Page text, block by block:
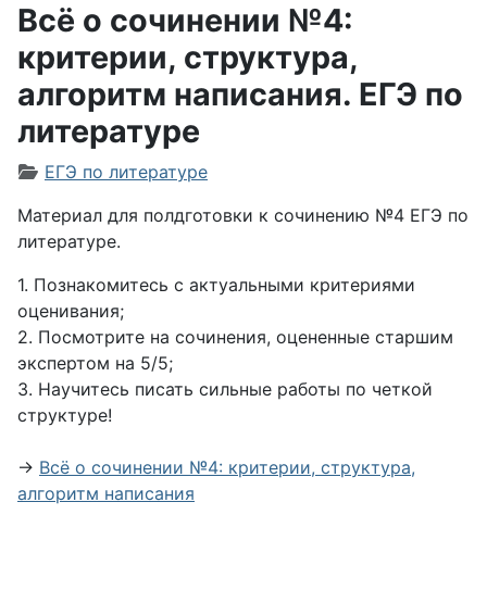
Всё о сочинении №4:
критерии, структура,
алгоритм написания. ЕГЭ по
литературе
Информация о материале
ЕГЭ по литературе
Материал для полдготовки к сочинению №4 ЕГЭ по
литературе.
1. Познакомитесь с актуальными критериями
оценивания;
2. Посмотрите на сочинения, оцененные старшим
экспертом на 5/5;
3. Научитесь писать сильные работы по четкой
структуре!
→ Всё о сочинении №4: критерии, структура,
алгоритм написания